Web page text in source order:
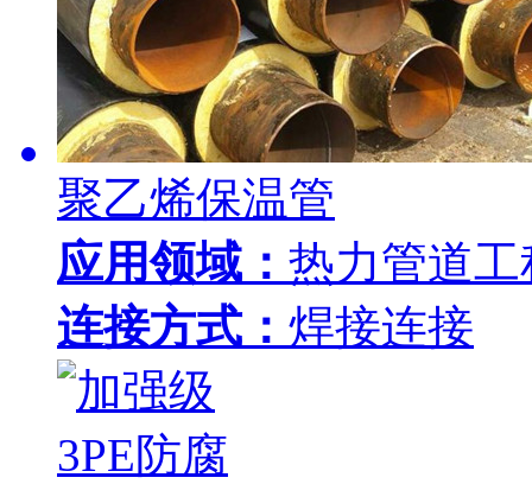
聚乙烯保温管
应用领域： 热力管道工
连接方式： 焊接连接